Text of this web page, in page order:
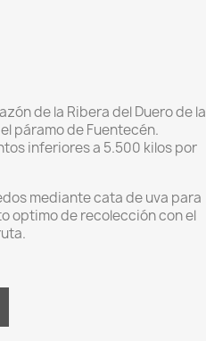
de la Ribera del Duero de la
páramo de Fuentecén.
inferiores a 5.500 kilos por
mediante cata de uva para
optimo de recolección con el